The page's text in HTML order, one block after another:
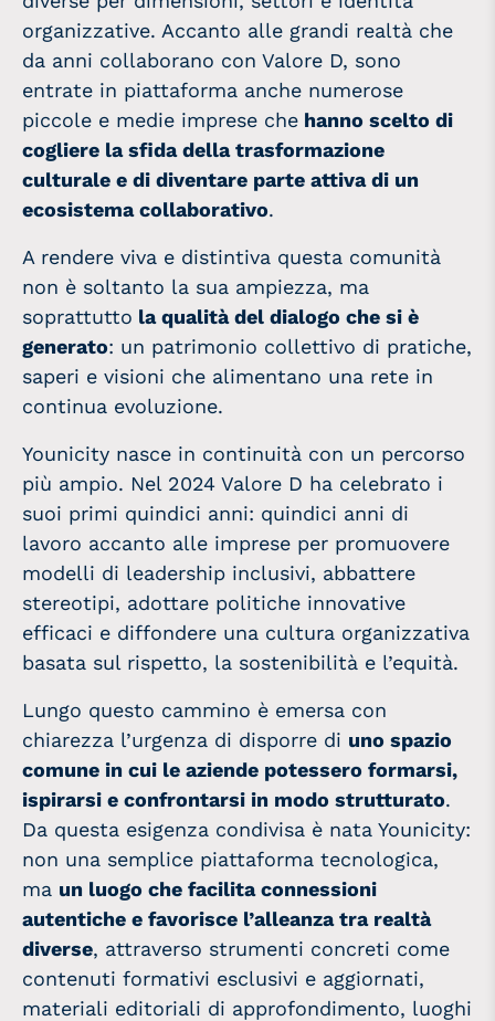
organizzative. Accanto alle grandi realtà che
da anni collaborano con Valore D, sono
entrate in piattaforma anche numerose
piccole e medie imprese che hanno scelto di
cogliere la sfida della trasformazione
culturale e di diventare parte attiva di un
ecosistema collaborativo.
A rendere viva e distintiva questa comunità
non è soltanto la sua ampiezza, ma
soprattutto la qualità del dialogo che si è
generato: un patrimonio collettivo di pratiche,
saperi e visioni che alimentano una rete in
continua evoluzione.
Younicity nasce in continuità con un percorso
più ampio. Nel 2024 Valore D ha celebrato i
suoi primi quindici anni: quindici anni di
lavoro accanto alle imprese per promuovere
modelli di leadership inclusivi, abbattere
stereotipi, adottare politiche innovative
efficaci e diffondere una cultura organizzativa
basata sul rispetto, la sostenibilità e l’equità.
Lungo questo cammino è emersa con
chiarezza l’urgenza di disporre di uno spazio
comune in cui le aziende potessero formarsi,
ispirarsi e confrontarsi in modo strutturato.
Da questa esigenza condivisa è nata Younicity:
non una semplice piattaforma tecnologica,
ma un luogo che facilita connessioni
autentiche e favorisce l’alleanza tra realtà
diverse, attraverso strumenti concreti come
contenuti formativi esclusivi e aggiornati,
materiali editoriali di approfondimento, luoghi